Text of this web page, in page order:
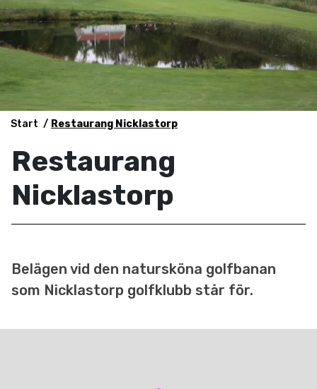
Start Restaurang Nicklastorp
Restaurang
Nicklastorp
Belägen vid den natursköna golfbanan
som Nicklastorp golfklubb står för.